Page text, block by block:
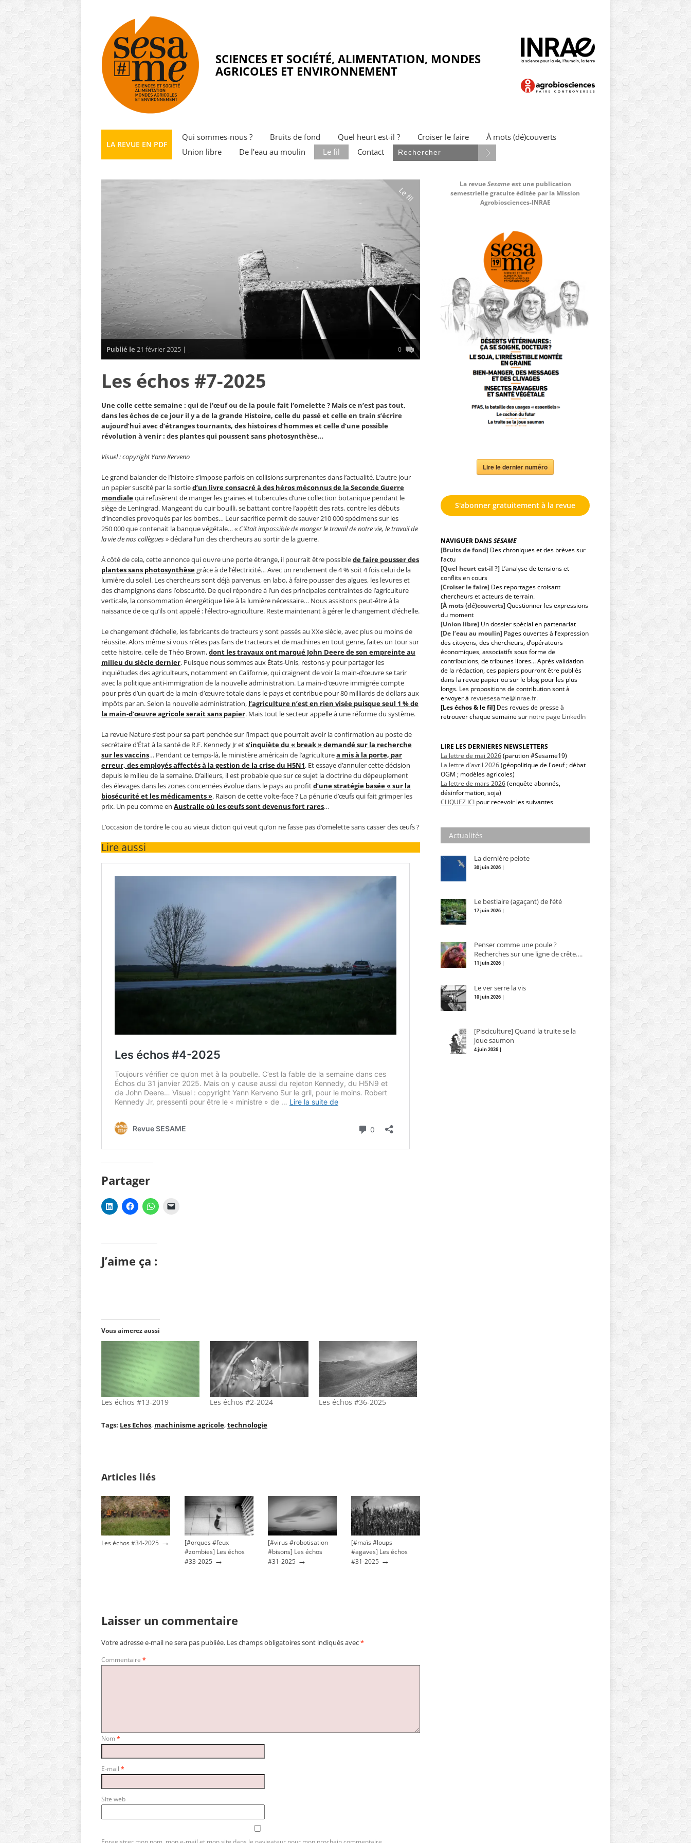
SCIENCES ET SOCIÉTÉ, ALIMENTATION, MONDES
AGRICOLES ET ENVIRONNEMENT
LA REVUE EN PDF
Qui sommes-nous ? Bruits de fond Quel heurt est-il ? Croiser le faire
À mots (dé)couverts
Union libre
De l’eau au moulin Le fil Contact
Le fil
Publié le 21 février 2025 | 0
Les échos #7-2025
Une colle cette semaine : qui de l’œuf ou de la poule fait l’omelette ? Mais ce n’est pas tout,
dans les échos de ce jour il y a de la grande Histoire, celle du passé et celle en train s’écrire
aujourd’hui avec d’étranges tournants, des histoires d’hommes et celle d’une possible
révolution à venir : des plantes qui poussent sans photosynthèse…
Visuel : copyright Yann Kerveno
Le grand balancier de l’histoire s’impose parfois en collisions surprenantes dans l’actualité. L’autre jour
un papier suscité par la sortied’un livre consacré à des héros méconnus de la Seconde Guerre
mondialequi refusèrent de manger les graines et tubercules d’une collection botanique pendant le
siège de Leningrad. Mangeant du cuir bouilli, se battant contre l’appétit des rats, contre les débuts
d’incendies provoqués par les bombes… Leur sacrifice permit de sauver 210 000 spécimens sur les
250 000 que contenait la banque végétale… « C’était impossible de manger le travail de notre vie, le travail de
la vie de nos collègues» déclara l’un des chercheurs au sortir de la guerre.
À côté de cela, cette annonce qui ouvre une porte étrange, il pourrait être possiblede faire pousser des
plantes sans photosynthèsegrâce à de l’électricité… Avec un rendement de 4 % soit 4 fois celui de la
lumière du soleil. Les chercheurs sont déjà parvenus, en labo, à faire pousser des algues, les levures et
des champignons dans l’obscurité. De quoi répondre à l’un des principales contraintes de l’agriculture
verticale, la consommation énergétique liée à la lumière nécessaire… Nous assistons peut-être à la
naissance de ce qu’ils ont appelé : l’électro-agriculture. Reste maintenant à gérer le changement d’échelle.
Le changement d’échelle, les fabricants de tracteurs y sont passés au XXe siècle, avec plus ou moins de
réussite. Alors même si vous n’êtes pas fans de tracteurs et de machines en tout genre, faites un tour sur
cette histoire, celle de Théo Brown,dont les travaux ont marqué John Deere de son empreinte au
milieu du siècle dernier. Puisque nous sommes aux États-Unis, restons-y pour partager les
inquiétudes des agriculteurs, notamment en Californie, qui craignent de voir la main-d’œuvre se tarir
avec la politique anti-immigration de la nouvelle administration. La main-d’œuvre immigrée compte
pour près d’un quart de la main-d’œuvre totale dans le pays et contribue pour 80 milliards de dollars aux
impôts par an. Selon la nouvelle administration, l’agriculture n’est en rien visée puisque seul 1 % de
la main-d’œuvre agricole serait sans papier. Mais tout le secteur appelle à une réforme du système.
La revue Nature s’est pour sa part penchée sur l’impact que pourrait avoir la confirmation au poste de
secrétaire d’État à la santé de R.F. Kennedy Jr ets’inquiète du « break » demandé sur la recherche
sur les vaccins… Pendant ce temps-là, le ministère américain de l’agriculturea mis à la porte, par
erreur, des employés affectés à la gestion de la crise du H5N1. Et essaye d’annuler cette décision
depuis le milieu de la semaine. D’ailleurs, il est probable que sur ce sujet la doctrine du dépeuplement
des élevages dans les zones concernées évolue dans le pays au profitd’une stratégie basée « sur la
biosécurité et les médicaments ». Raison de cette volte-face ? La pénurie d’œufs qui fait grimper les
prix. Un peu comme en Australie où les œufs sont devenus fort rares…
L’occasion de tordre le cou au vieux dicton qui veut qu’on ne fasse pas d’omelette sans casser des œufs ?
Lire aussi
Partager
J’aime ça :
Vous aimerez aussi
Les échos #13-2019 Les échos #2-2024 Les échos #36-2025
Tags: Les Echos, machinisme agricole,technologie
Articles liés
Les échos #34-2025 →
[#orques #feux
#zombies] Les échos
#33-2025 →
[#virus #robotisation
#bisons] Les échos
#31-2025 →
[#maïs #loups
#agaves] Les échos
#31-2025 →
Laisser un commentaire
Votre adresse e-mail ne sera pas publiée. Les champs obligatoires sont indiqués avec*
Commentaire *
Nom *
E-mail *
Site web
La revueSesameest une publication
semestrielle gratuite éditée par la Mission
Agrobiosciences-INRAE
Lire le dernier numéro
S'abonner gratuitement à la revue
NAVIGUER DANSSESAME
[Bruits de fond] Des chroniques et des brèves sur
l’actu
[Quel heurt est-il ?] L’analyse de tensions et
conflits en cours
[Croiser le faire] Des reportages croisant
chercheurs et acteurs de terrain.
[À mots (dé)couverts]Questionner les expressions
du moment
[Union libre] Un dossier spécial en partenariat
[De l’eau au moulin] Pages ouvertes à l’expression
des citoyens, des chercheurs, d’opérateurs
économiques, associatifs sous forme de
contributions, de tribunes libres… Après validation
de la rédaction, ces papiers pourront être publiés
dans la revue papier ou sur le blog pour les plus
longs. Les propositions de contribution sont à
envoyer à revuesesame@inrae.fr.
[Les échos & le fil] Des revues de presse à
retrouver chaque semaine sur notre page LinkedIn
LIRE LES DERNIERES NEWSLETTERS
La lettre de mai 2026(parution #Sesame19)
La lettre d'avril 2026(géopolitique de l'oeuf ; débat
OGM ; modèles agricoles)
La lettre de mars 2026(enquête abonnés,
désinformation, soja)
CLIQUEZ ICI pour recevoir les suivantes
Actualités
La dernière pelote
30 juin 2026 |
Le bestiaire (agaçant) de l’été
17 juin 2026 |
Penser comme une poule ?
Recherches sur une ligne de crête….
11 juin 2026 |
Le ver serre la vis
10 juin 2026 |
[Pisciculture] Quand la truite se la
joue saumon
4 juin 2026 |